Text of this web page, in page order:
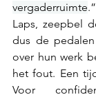
vergaderruimte.”
Laps, zeepbel
dus de
over hun werk
het fout. Een
Voor